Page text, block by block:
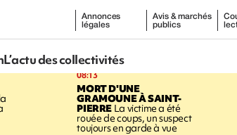
Annonces
légales
Avis & marchés
publics
L’actu des collectivités
08:13
MORT D'UNE
GRAMOUNE À SAINT-
PIERRE La victime a été
rouée de coups, un suspect
toujours en garde à vue